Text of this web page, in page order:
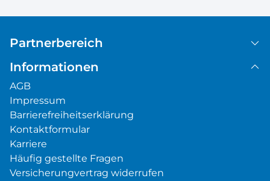
Partnerbereich
Informationen
AGB
Impressum
Barrierefreiheitserklärung
Kontaktformular
Karriere
Häufig gestellte Fragen
Versicherungvertrag widerrufen